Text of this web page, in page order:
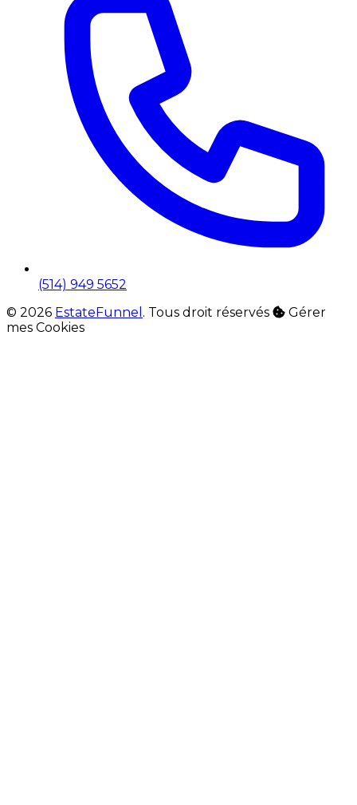
(514) 949 5652
© 2026 EstateFunnel . Tous droit réservés
Gérer
mes Cookies